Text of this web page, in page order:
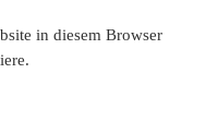
in diesem Browser